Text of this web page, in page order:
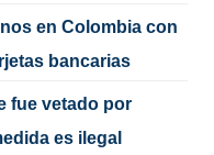
en Colombia con
bancarias
fue vetado por
es ilegal